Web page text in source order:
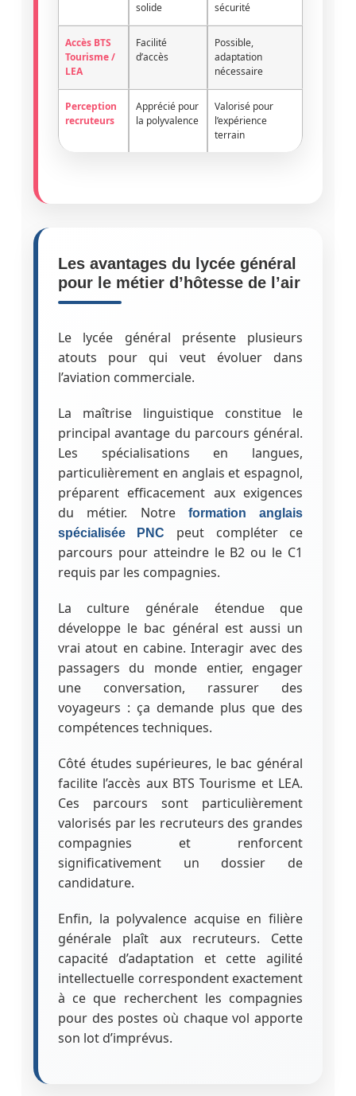
solide sécurité
Accès BTS
Tourisme /
LEA
Facilité
d’accès
Possible,
adaptation
nécessaire
Perception
recruteurs
Apprécié pour
la polyvalence
Valorisé pour
l’expérience
terrain
Les avantages du lycée général
pour le métier d’hôtesse de l’air
Le lycée général présente plusieurs
atouts pour qui veut évoluer dans
l’aviation commerciale.
La maîtrise linguistique constitue le
principal avantage du parcours général.
Les spécialisations en langues,
particulièrement en anglais et espagnol,
préparent efficacement aux exigences
du métier. Notre
formation anglais
spécialisée PNC
peut compléter ce
parcours pour atteindre le B2 ou le C1
requis par les compagnies.
La culture générale étendue que
développe le bac général est aussi un
vrai atout en cabine. Interagir avec des
passagers du monde entier, engager
une conversation, rassurer des
voyageurs : ça demande plus que des
compétences techniques.
Côté études supérieures, le bac général
facilite l’accès aux BTS Tourisme et LEA.
Ces parcours sont particulièrement
valorisés par les recruteurs des grandes
compagnies et renforcent
significativement un dossier de
candidature.
Enfin, la polyvalence acquise en filière
générale plaît aux recruteurs. Cette
capacité d’adaptation et cette agilité
intellectuelle correspondent exactement
à ce que recherchent les compagnies
pour des postes où chaque vol apporte
son lot d’imprévus.